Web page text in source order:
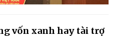
vốn xanh hay tài trợ